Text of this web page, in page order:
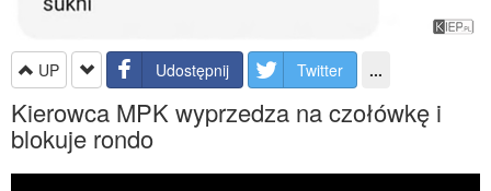
UP Udostępnij Twitter ...
Kierowca MPK wyprzedza na czołówkę i
blokuje rondo